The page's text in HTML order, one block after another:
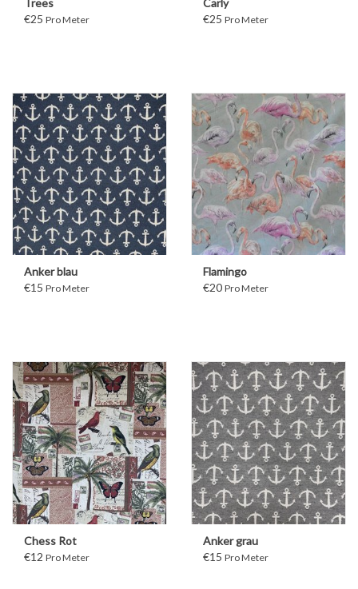
Trees
€25 Pro Meter
Carly
€25 Pro Meter
Anker blau
€15 Pro Meter
Flamingo
€20 Pro Meter
Chess Rot
€12 Pro Meter
Anker grau
€15 Pro Meter